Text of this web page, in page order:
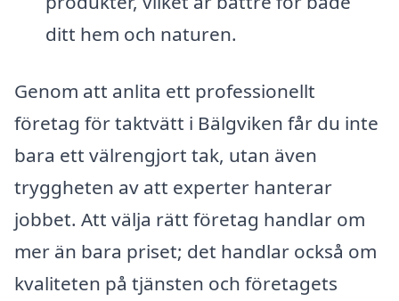
ditt hem och naturen.
Genom att anlita ett professionellt
företag för taktvätt i Bälgviken får du inte
bara ett välrengjort tak, utan även
tryggheten av att experter hanterar
jobbet. Att välja rätt företag handlar om
mer än bara priset; det handlar också om
kvaliteten på tjänsten och företagets